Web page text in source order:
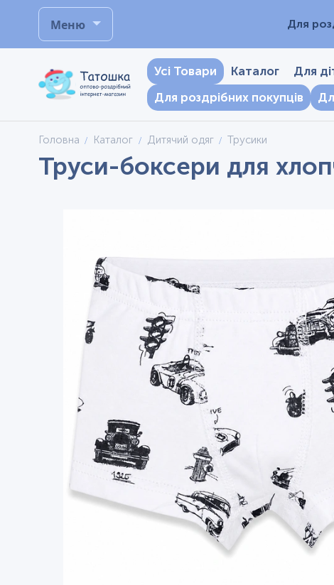
Меню Для
Усі Товари Каталог Для
Для роздрібних покупців
Головна Каталог Дитячий одяг Трусики
Труси-боксери для